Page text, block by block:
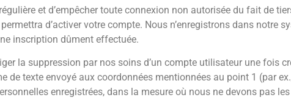
et d’empêcher toute connexion non autorisée du fait de
d’activer votre compte. Nous n’enregistrons dans notre
inscription dûment effectuée.
la suppression par nos soins d’un compte utilisateur une fois
de texte envoyé aux coordonnées mentionnées au point 1 (par
enregistrées, dans la mesure où nous ne devons pas